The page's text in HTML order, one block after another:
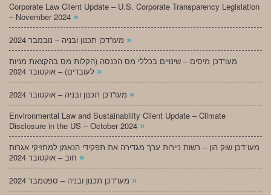
Corporate Law Client Update – U.S. Corporate Transparency Legislation
– November 2024 »
»
מעו”דכן מיסים – שינויים בכללי מס הכנסה (הקלות מס בהקצאת מניות
»
»
Environmental Law and Sustainability Client Update – Climate
Disclosure in the US – October 2024 »
מעו”דכן שוק הון – רשות ניירות ערך מגדירה את תפקידי הנאמן למחזיקי אגרות
»
»